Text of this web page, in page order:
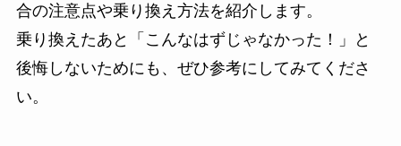
合の注意点や乗り換え方法を紹介します。
乗り換えたあと「こんなはずじゃなかった！」と
後悔しないためにも、ぜひ参考にしてみてくださ
い。